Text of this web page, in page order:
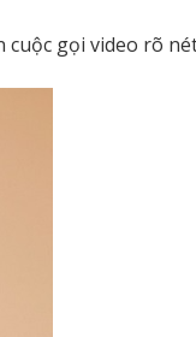
gọi video rõ